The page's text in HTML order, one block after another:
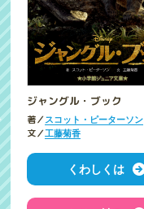
ジャングル・ブック
著／スコット・ピーターソン
文／工藤菊香
くわしくは